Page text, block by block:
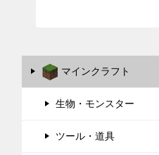
マインクラフト
生物・モンスター
ツール・道具